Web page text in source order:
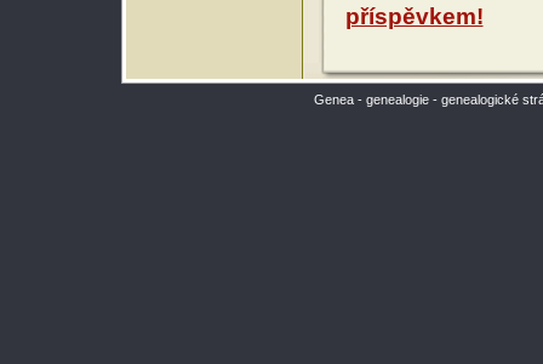
příspěvkem!
Genea - genealogie - genealogické